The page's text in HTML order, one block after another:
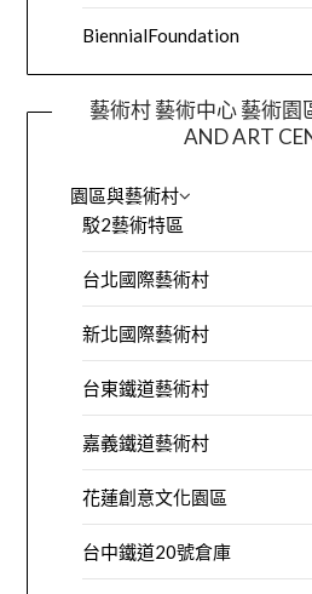
BiennialFoundation
藝術村 藝術中心 藝術園
AND ART
園區與藝術村
駁2藝術特區
台北國際藝術村
新北國際藝術村
台東鐵道藝術村
嘉義鐵道藝術村
花蓮創意文化園區
台中鐵道20號倉庫